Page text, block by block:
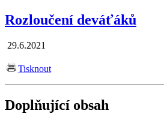
Rozloučení deváťáků
29.6.2021
Tisknout
Doplňující obsah